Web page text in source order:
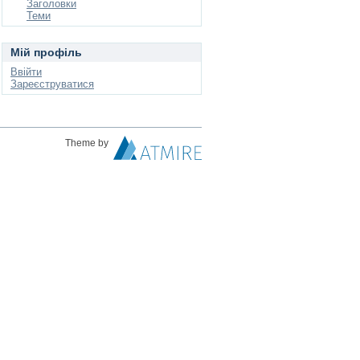
Заголовки
Теми
Мій профіль
Ввійти
Зареєструватися
Theme by